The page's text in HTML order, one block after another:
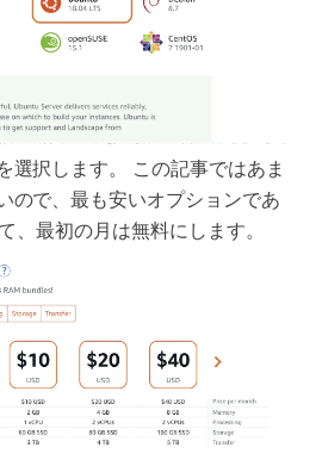
選択します。 この記事ではあま
ので、最も安いオプションであ
、最初の月は無料にします。